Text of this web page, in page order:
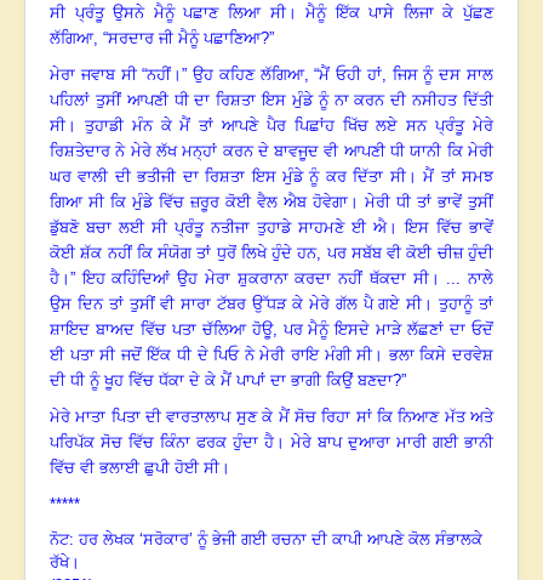
ਸੀ ਪ੍ਰੰਤੂ ਉਸਨੇ ਮੈਨੂੰ ਪਛਾਣ ਲਿਆ ਸੀ।
ਮੈਨੂੰ ਇੱਕ ਪਾਸੇ ਲਿਜਾ ਕੇ ਪੁੱਛਣ
ਲੱਗਿਆ, “ਸਰਦਾਰ ਜੀ ਮੈਨੂੰ ਪਛਾਣਿਆ?”
ਮੇਰਾ ਜਵਾਬ ਸੀ “ਨਹੀਂ।” ਉਹ ਕਹਿਣ ਲੱਗਿਆ, “ਮੈਂ ਓਹੀ ਹਾਂ, ਜਿਸ ਨੂੰ ਦਸ ਸਾਲ
ਪਹਿਲਾਂ ਤੁਸੀਂ ਆਪਣੀ ਧੀ ਦਾ ਰਿਸ਼ਤਾ ਇਸ ਮੁੰਡੇ ਨੂੰ ਨਾ ਕਰਨ ਦੀ ਨਸੀਹਤ ਦਿੱਤੀ
ਸੀ। ਤੁਹਾਡੀ ਮੰਨ ਕੇ ਮੈਂ ਤਾਂ ਆਪਣੇ ਪੈਰ ਪਿਛਾਂਹ ਖਿੱਚ ਲਏ ਸਨ ਪ੍ਰੰਤੂ ਮੇਰੇ
ਰਿਸ਼ਤੇਦਾਰ ਨੇ ਮੇਰੇ ਲੱਖ ਮਨ੍ਹਾਂ ਕਰਨ ਦੇ ਬਾਵਜੂਦ ਵੀ ਆਪਣੀ ਧੀ ਯਾਨੀ ਕਿ ਮੇਰੀ
ਘਰ ਵਾਲੀ ਦੀ ਭਤੀਜੀ ਦਾ ਰਿਸ਼ਤਾ ਇਸ ਮੁੰਡੇ ਨੂੰ ਕਰ ਦਿੱਤਾ ਸੀ।ਮੈਂ ਤਾਂ ਸਮਝ
ਗਿਆ ਸੀ ਕਿ ਮੁੰਡੇ ਵਿੱਚ ਜ਼ਰੂਰ ਕੋਈ ਵੈਲ ਐਬ ਹੋਵੇਗਾ । ਮੇਰੀ ਧੀ ਤਾਂ ਭਾਵੇਂ ਤੁਸੀਂ
ਡੁੱਬਣੋ ਬਚਾ ਲਈ ਸੀ ਪ੍ਰੰਤੂ ਨਤੀਜਾ ਤੁਹਾਡੇ ਸਾਹਮਣੇ ਈ ਐ।ਇਸ ਵਿੱਚ ਭਾਵੇਂ
ਕੋਈ ਸ਼ੱਕ ਨਹੀਂ ਕਿ ਸੰਯੋਗ ਤਾਂ ਧੁਰੋਂ ਲਿਖੇ ਹੁੰਦੇ ਹਨ, ਪਰ ਸਬੱਬ ਵੀ ਕੋਈ ਚੀਜ਼ ਹੁੰਦੀ
ਹੈ । ” ਇਹ ਕਹਿੰਦਿਆਂ ਉਹ ਮੇਰਾ ਸ਼ੁਕਰਾਨਾ ਕਰਦਾ ਨਹੀਂ ਥੱਕਦਾ ਸੀ। ... ਨਾਲੇ
ਉਸ ਦਿਨ ਤਾਂ ਤੁਸੀਂ ਵੀ ਸਾਰਾ ਟੱਬਰ ਉੱਧੜ ਕੇ ਮੇਰੇ ਗੱਲ ਪੈ ਗਏ ਸੀ।ਤੁਹਾਨੂੰ ਤਾਂ
ਸ਼ਾਇਦ ਬਾਅਦ ਵਿੱਚ ਪਤਾ ਚੱਲਿਆ ਹੋਊ, ਪਰ ਮੈਨੂੰ ਇਸਦੇ ਮਾੜੇ ਲੱਛਣਾਂ ਦਾ ਓਦੋਂ
ਈ ਪਤਾ ਸੀ ਜਦੋਂ ਇੱਕ ਧੀ ਦੇ ਪਿਓ ਨੇ ਮੇਰੀ ਰਾਇ ਮੰਗੀ ਸੀ। ਭਲਾ ਕਿਸੇ ਦਰਵੇਸ਼
ਦੀ ਧੀ ਨੂੰ ਖੂਹ ਵਿੱਚ ਧੱਕਾ ਦੇ ਕੇ ਮੈਂ ਪਾਪਾਂ ਦਾ ਭਾਗੀ ਕਿਉਂ ਬਣਦਾ?”
ਮੇਰੇ ਮਾਤਾ ਪਿਤਾ ਦੀ ਵਾਰਤਾਲਾਪ ਸੁਣ ਕੇ ਮੈਂ ਸੋਚ ਰਿਹਾ ਸਾਂ ਕਿ ਨਿਆਣ ਮੱਤ ਅਤੇ
ਪਰਿਪੱਕ ਸੋਚ ਵਿੱਚ ਕਿੰਨਾ ਫਰਕ ਹੁੰਦਾ ਹੈ । ਮੇਰੇ ਬਾਪ ਦੁਆਰਾ ਮਾਰੀ ਗਈ ਭਾਨੀ
ਵਿੱਚ ਵੀ ਭਲਾਈ ਛੁਪੀ ਹੋਈ ਸੀ।
*****
ਨੋਟ: ਹਰ ਲੇਖਕ ‘ਸਰੋਕਾਰ’ ਨੂੰ ਭੇਜੀ ਗਈ ਰਚਨਾ ਦੀ ਕਾਪੀ ਆਪਣੇ ਕੋਲ ਸੰਭਾਲਕੇ
ਰੱਖੇ।